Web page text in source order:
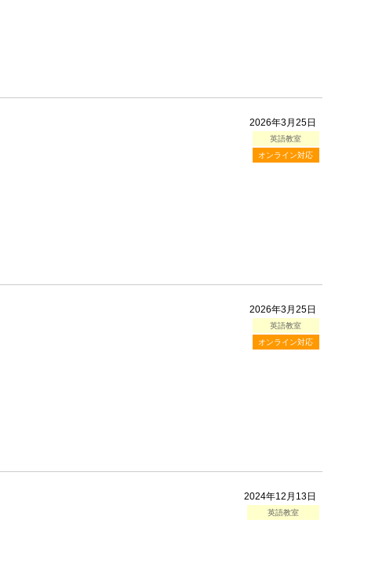
2026年3月25日
英語教室
オンライン対応
2026年3月25日
英語教室
オンライン対応
2024年12月13日
英語教室